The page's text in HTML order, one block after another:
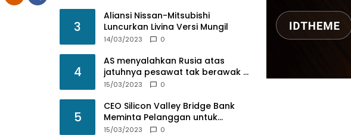
3
Aliansi Nissan-Mitsubishi
Luncurkan Livina Versi Mungil
14/03/2023 0
4
AS menyalahkan Rusia atas
jatuhnya pesawat tak berawak di
Laut Hitam, Moskow menyangkal
15/03/2023 0
5
CEO Silicon Valley Bridge Bank
Meminta Pelanggan untuk
menyetor ulang dana Mereka
15/03/2023 0